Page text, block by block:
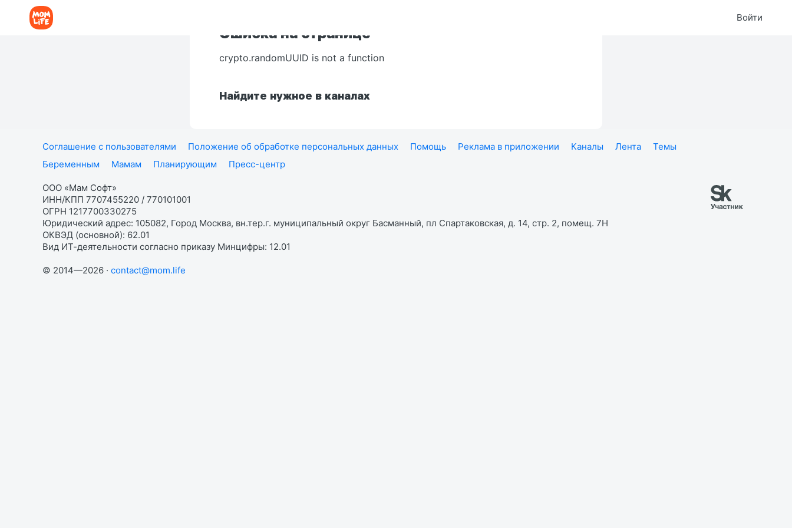
Войти
Ошибка на странице
crypto.randomUUID is not a function
Найдите нужное в каналах
Соглашение с пользователями Положение об обработке персональных данных Помощь Реклама в приложении Каналы Лента
Темы
Беременным
Мамам Планирующим Пресс-центр
ООО «Мам Софт»
ИНН/КПП 7707455220 / 770101001
ОГРН 1217700330275
Юридический адрес: 105082, Город Москва, вн.тер.г. муниципальный округ Басманный, пл Спартаковская, д. 14, стр. 2, помещ. 7Н
ОКВЭД (основной): 62.01
Вид ИТ-деятельности согласно приказу Минцифры: 12.01
© 2014—2026 · contact@mom.life